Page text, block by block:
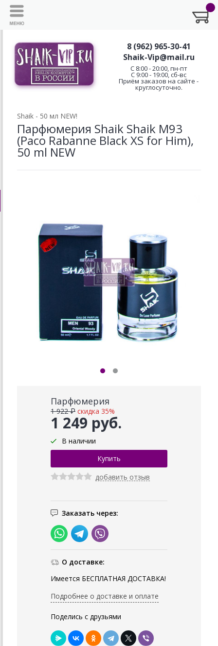
8 (962) 965-30-41
Shaik-Vip@mail.ru
C 8:00 - 20:00, пн-пт
С 9:00 - 19:00, сб-вс
Приём заказов на сайте -
круглосуточно.
Shaik - 50 мл NEW!
Парфюмерия Shaik Shaik M93
(Paco Rabanne Black XS for Him),
50 ml NEW
Парфюмерия
1 249 руб.
1 922 ₽ скидка 35%
В наличии
добавить отзыв
Заказать через:
О доставке:
Имеется БЕСПЛАТНАЯ ДОСТАВКА!
Подробнее о доставке и оплате
Поделись с друзьями